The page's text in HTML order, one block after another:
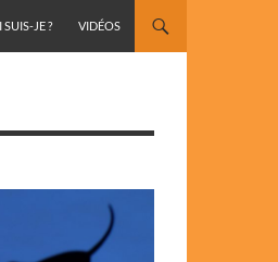
SUIS-JE ? VIDÉOS